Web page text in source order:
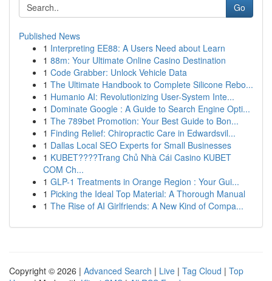
Go
Published News
1 Interpreting EE88: A Users Need about Learn
1 88m: Your Ultimate Online Casino Destination
1 Code Grabber: Unlock Vehicle Data
1 The Ultimate Handbook to Complete Silicone Rebo...
1 Humanio AI: Revolutionizing User-System Inte...
1 Dominate Google : A Guide to Search Engine Opti...
1 The 789bet Promotion: Your Best Guide to Bon...
1 Finding Relief: Chiropractic Care in Edwardsvil...
1 Dallas Local SEO Experts for Small Businesses
1 KUBET????️Trang Chủ Nhà Cái Casino KUBET
COM Ch...
1 GLP-1 Treatments in Orange Region : Your Gui...
1 Picking the Ideal Top Material: A Thorough Manual
1 The Rise of AI Girlfriends: A New Kind of Compa...
Copyright © 2026 | Advanced Search | Live | Tag Cloud | Top